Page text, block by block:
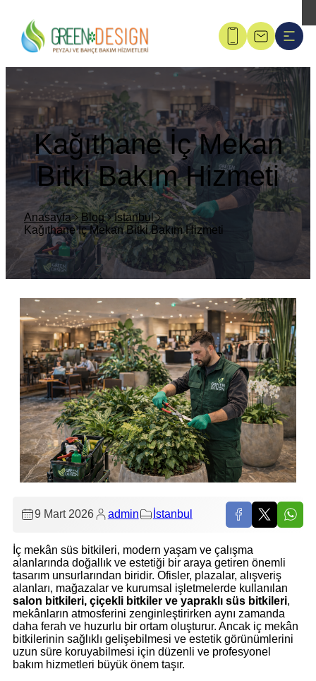
Kağıthane İç Mekan
Bitki Bakım Hizmeti
Anasayfa Blog
İstanbul
Kağıthane İç Mekan Bitki Bakım Hizmeti
9 Mart 2026 admin İstanbul
İç mekân süs bitkileri, modern yaşam ve çalışma
alanlarında doğallık ve estetiği bir araya getiren önemli
tasarım unsurlarından biridir. Ofisler, plazalar, alışveriş
alanları, mağazalar ve kurumsal işletmelerde kullanılan
salon bitkileri, çiçekli bitkiler ve yapraklı süs bitkileri,
mekânların atmosferini zenginleştirirken aynı zamanda
daha ferah ve huzurlu bir ortam oluşturur. Ancak iç mekân
bitkilerinin sağlıklı gelişebilmesi ve estetik görünümlerini
uzun süre koruyabilmesi için düzenli ve profesyonel
bakım hizmetleri büyük önem taşır.